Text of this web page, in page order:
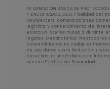
INFORMACIÓN BÁSICA DE
Y ENCOFRADOS, S.L.U. Finalidad
newsletters, comunicaciones
legítimo y consentimiento del
exista un interés mutuo o durante
legales. Destinatarios:
consentimiento en cualquier
de sus datos y a la limitación u
derechos: rdluna@rdluna.com
nuestraPolítica de Privacidad.